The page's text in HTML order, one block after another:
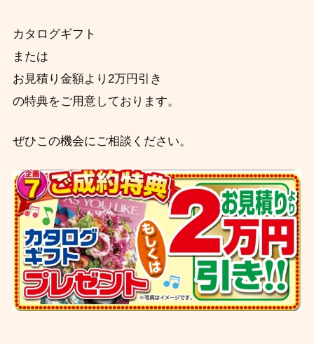
カタログギフト
または
お見積り金額より2万円引き
の特典をご用意しております。
ぜひこの機会にご相談ください。